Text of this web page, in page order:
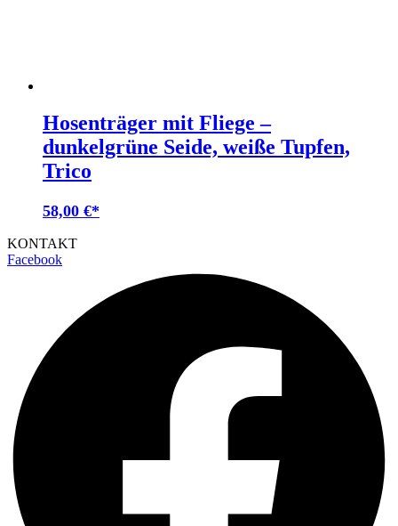
Hosenträger mit Fliege –
dunkelgrüne Seide, weiße Tupfen,
Trico
58,00 €
KONTAKT
Facebook